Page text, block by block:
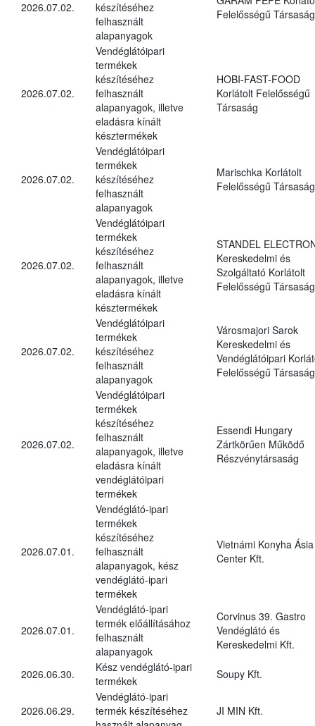
2026.07.02.
készítéséhez
felhasznált
alapanyagok
Felelősségű Társaság
2026.07.02.
Vendéglátóipari
termékek
készítéséhez
felhasznált
alapanyagok, illetve
eladásra kínált
késztermékek
HOBI-FAST-FOOD
Korlátolt Felelősségű
Társaság
2026.07.02.
Vendéglátóipari
termékek
készítéséhez
felhasznált
alapanyagok
Marischka Korlátolt
Felelősségű Társaság
2026.07.02.
Vendéglátóipari
termékek
készítéséhez
felhasznált
alapanyagok, illetve
eladásra kínált
késztermékek
STANDEL
Kereskedelmi és
Szolgáltató Korlátolt
Felelősségű Társaság
2026.07.02.
Vendéglátóipari
termékek
készítéséhez
felhasznált
alapanyagok
Városmajori Sarok
Kereskedelmi és
Vendéglátóipari
Felelősségű Társaság
2026.07.02.
Vendéglátóipari
termékek
készítéséhez
felhasznált
alapanyagok, illetve
eladásra kínált
vendéglátóipari
termékek
Essendi Hungary
Zártkörűen Működő
Részvénytársaság
2026.07.01.
Vendéglátó-ipari
termékek
készítéséhez
felhasznált
alapanyagok, kész
vendéglátó-ipari
termékek
Vietnámi Konyha Ásia
Center Kft.
2026.07.01.
Vendéglátó-ipari
termék előállításához
felhasznált
alapanyagok
Corvinus 39. Gastro
Vendéglátó és
Kereskedelmi Kft.
2026.06.30.
Kész vendéglátó-ipari
termékek
Soupy Kft.
2026.06.29.
Vendéglátó-ipari
termék készítéséhez
JI MIN Kft.